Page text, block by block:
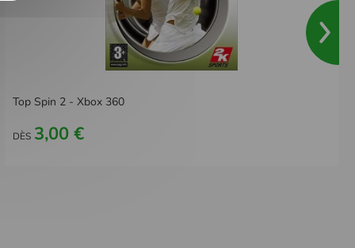
Top Spin 2 - Xbox 360
DÈS 3,00 €